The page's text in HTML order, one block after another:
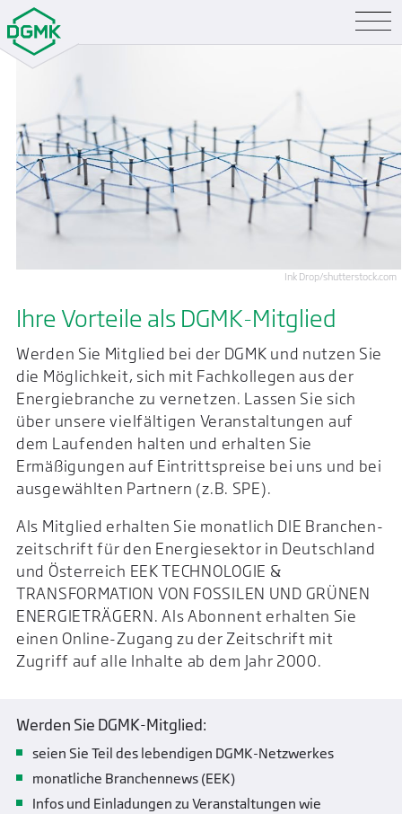
Ink Drop/shutterstock.com
Ihre Vorteile als DGMK-Mitglied
Werden Sie Mitglied bei der DGMK und nutzen Sie
die Möglichkeit, sich mit Fach­kollegen aus der
Energie­branche zu vernetzen. Lassen Sie sich
über unsere viel­fältigen Veranstaltungen auf
dem Laufenden halten und erhalten Sie
Ermäßigungen auf Eintritts­preise bei uns und bei
ausgewählten Partnern (z.B. SPE).
Als Mitglied erhalten Sie monatlich DIE Branchen­
zeitschrift für den Energie­sektor in Deutschland
und Österreich EEK TECHNOLOGIE &
TRANSFORMATION VON FOSSILEN UND GRÜNEN
ENERGIETRÄGERN. Als Abonnent erhalten Sie
einen Online-Zugang zu der Zeit­schrift mit
Zugriff auf alle Inhalte ab dem Jahr 2000.
Werden Sie DGMK-Mitglied:
seien Sie Teil des lebendigen DGMK-Netzwerkes
monatliche Branchennews (EEK)
Infos und Einladungen zu Veranstaltungen wie